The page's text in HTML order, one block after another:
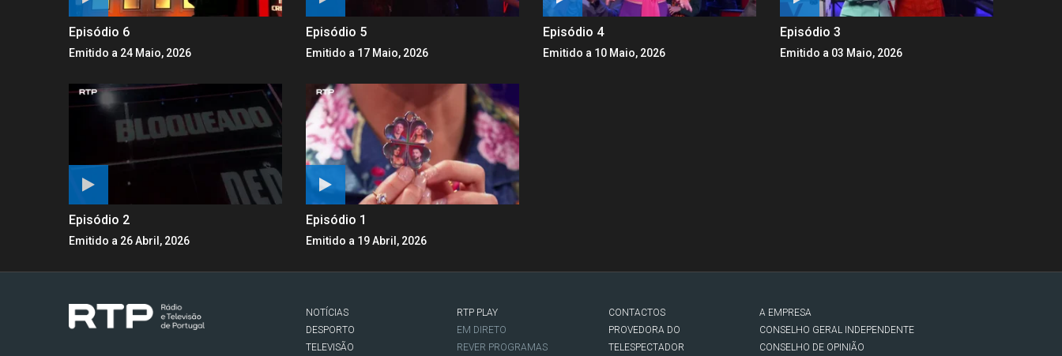
Episódio 6
Emitido a 24 Maio, 2026
Episódio 5
Emitido a 17 Maio, 2026
Episódio 4
Emitido a 10 Maio, 2026
Episódio 3
Emitido a 03 Maio, 2026
Episódio 2
Emitido a 26 Abril, 2026
Episódio 1
Emitido a 19 Abril, 2026
NOTÍCIAS
DESPORTO
TELEVISÃO
RTP PLAY
EM DIRETO
REVER PROGRAMAS
CONTACTOS
PROVEDORA DO
TELESPECTADOR
A EMPRESA
CONSELHO GERAL INDEPENDENTE
CONSELHO DE OPINIÃO